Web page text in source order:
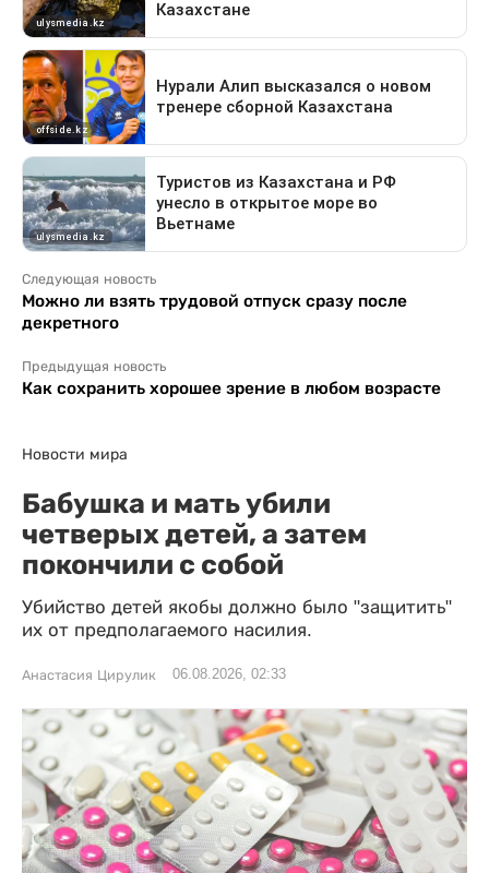
Следующая новость
Можно ли взять трудовой отпуск сразу после
декретного
Предыдущая новость
Как сохранить хорошее зрение в любом возрасте
Новости мира
Бабушка и мать убили
четверых детей, а затем
покончили с собой
Убийство детей якобы должно было "защитить"
их от предполагаемого насилия.
Анастасия Цирулик 06.08.2026, 02:33